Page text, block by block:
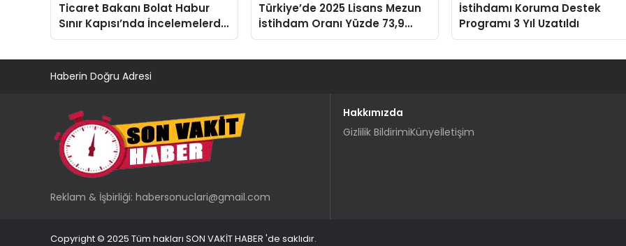
Ticaret Bakanı Bolat Habur
Sınır Kapısı’nda İncelemelerde
Bulundu
Türkiye’de 2025 Lisans Mezun
İstihdam Oranı Yüzde 73,9
Oldu
İstihdamı Koruma Destek
Programı 3 Yıl Uzatıldı
Haberin Doğru Adresi
Reklam & İşbirliği: habersonuclari@gmail.com
Hakkımızda
Gizlilik BildirimiKünyeİletişim
Copyright © 2025 Tüm hakları SON VAKİT HABER 'de saklıdır.